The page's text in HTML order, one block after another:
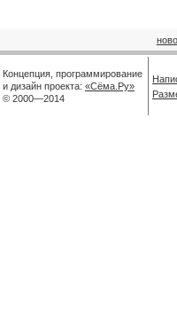
Концепция, программирование
и дизайн проекта: «Сёма.Ру»
© 2000—2014